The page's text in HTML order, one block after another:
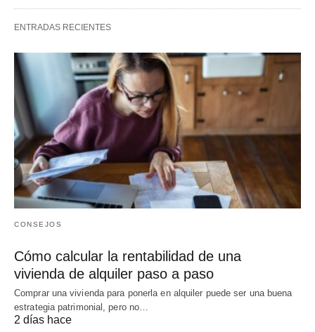
ENTRADAS RECIENTES
CONSEJOS
Cómo calcular la rentabilidad de una
vivienda de alquiler paso a paso
Comprar una vivienda para ponerla en alquiler puede ser una buena
estrategia patrimonial, pero no…
2 días hace